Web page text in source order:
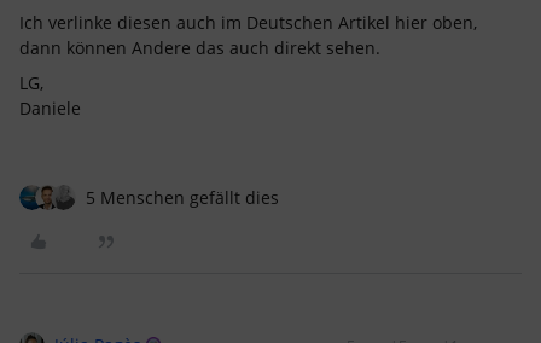
Ich verlinke diesen auch im Deutschen Artikel hier oben,
dann können Andere das auch direkt sehen.
LG,
Daniele
5 Menschen gefällt dies